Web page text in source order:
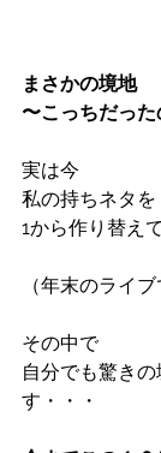
まさかの境地
〜こっちだっ
実は今
私の持ちネタを
1から作り替え
（年末のライ
その中で
自分でも驚き
す・・・